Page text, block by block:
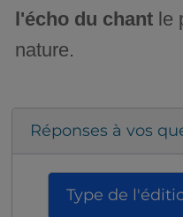
l'écho du chant le
nature.
Réponses à vos
Type de